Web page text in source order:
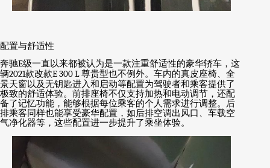
配置与舒适性
奔驰E级一直以来都被认为是一款注重舒适性的豪华轿车，这
辆2021款改款E 300 L尊贵型也不例外。车内的真皮座椅、全
景天窗以及无钥匙进入和启动等配置为驾驶者和乘客提供了
极致的舒适体验。前排座椅不仅支持加热和电动调节，还配
备了记忆功能，能够根据每位乘客的个人需求进行调整。后
排乘客同样也能享受豪华配置，如后排空调出风口、车载空
气净化器等，这些配置进一步提升了乘坐体验。